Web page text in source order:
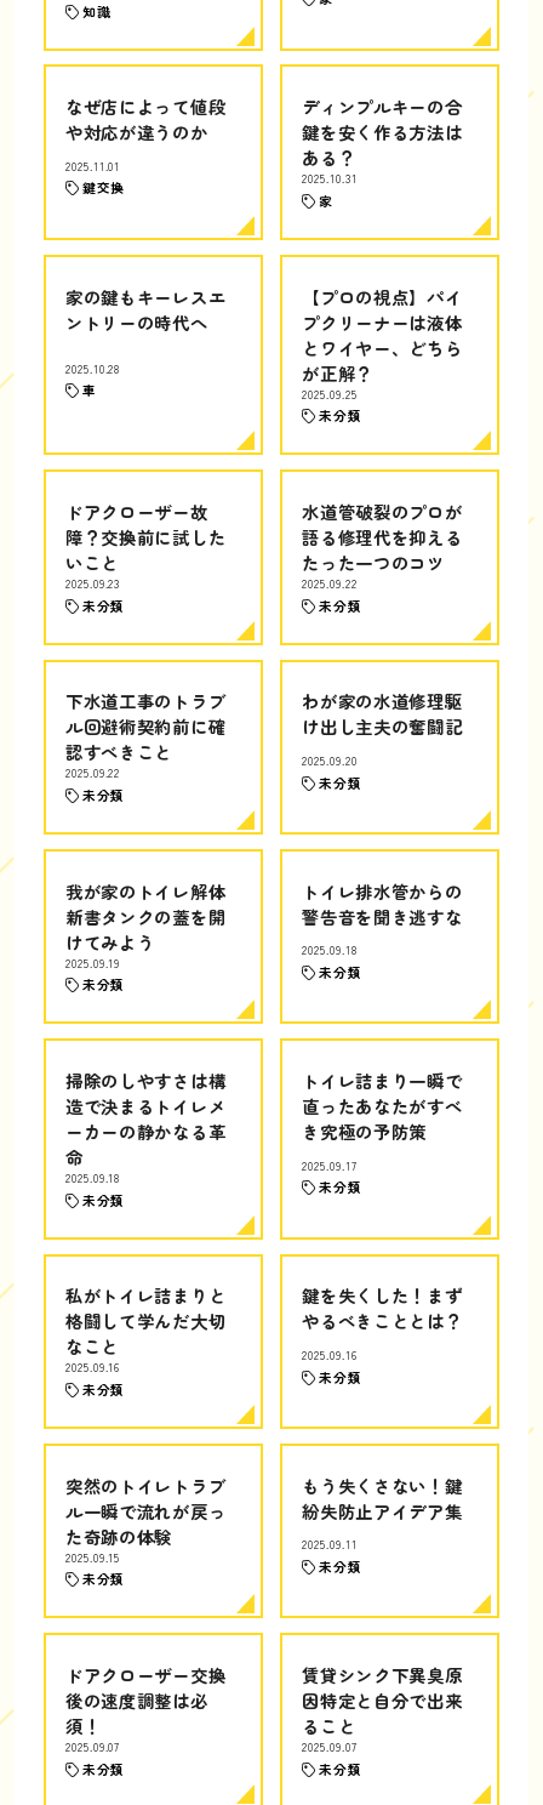
知識
なぜ店によって値段
や対応が違うのか
2025.11.01
鍵交換
ディンプルキーの合
鍵を安く作る方法は
ある？
2025.10.31
家
家の鍵もキーレスエ
ントリーの時代へ
2025.10.28
車
【プロの視点】パイ
プクリーナーは液体
とワイヤー、どちら
が正解？
2025.09.25
未分類
ドアクローザー故
障？交換前に試した
いこと
2025.09.23
未分類
水道管破裂のプロが
語る修理代を抑える
たった一つのコツ
2025.09.22
未分類
下水道工事のトラブ
ル回避術契約前に確
認すべきこと
2025.09.22
未分類
わが家の水道修理駆
け出し主夫の奮闘記
2025.09.20
未分類
我が家のトイレ解体
新書タンクの蓋を開
けてみよう
2025.09.19
未分類
トイレ排水管からの
警告音を聞き逃すな
2025.09.18
未分類
掃除のしやすさは構
造で決まるトイレメ
ーカーの静かなる革
命
2025.09.18
未分類
トイレ詰まり一瞬で
直ったあなたがすべ
き究極の予防策
2025.09.17
未分類
私がトイレ詰まりと
格闘して学んだ大切
なこと
2025.09.16
未分類
鍵を失くした！まず
やるべきこととは？
2025.09.16
未分類
突然のトイレトラブ
ル一瞬で流れが戻っ
た奇跡の体験
2025.09.15
未分類
もう失くさない！鍵
紛失防止アイデア集
2025.09.11
未分類
ドアクローザー交換
後の速度調整は必
須！
2025.09.07
未分類
賃貸シンク下異臭原
因特定と自分で出来
ること
2025.09.07
未分類